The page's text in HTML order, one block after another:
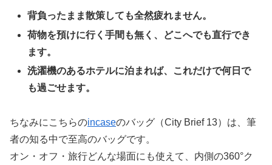
背負ったまま散策しても全然疲れません。
荷物を預けに行く手間も無く、どこへでも直行でき
ます。
洗濯機のあるホテルに泊まれば、これだけで何日で
も過ごせます。
ちなみにこちらのincaseのバッグ（City Brief 13）は、筆
者の知る中で至高のバッグです。
オン・オフ・旅行どんな場面にも使えて、内側の360°ク